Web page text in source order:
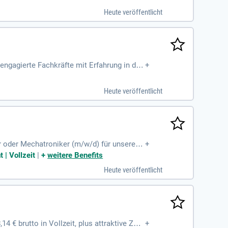
von Signalmechaniker:innen und We
die gleichen Chancen zu bieten – bewir
Heute veröffentlicht
Fachkräfte mit Erfahrung in der
unserem innovativen Unternehmen mit
Benefits. Sehr gute Deutschken
gemeinsam mit uns die Zukunft dental
+
Heute veröffentlicht
Mechatroniker (m/w/d) für unsere W
Fahrsicherheit und Laufqualität zu gew
an. Eine abgeschlossene Ausbild
unseres engagierten Teams!
+
| Vollzeit |+weitere Benefits
Heute veröffentlicht
€ brutto in Vollzeit, plus attraktive Zus +